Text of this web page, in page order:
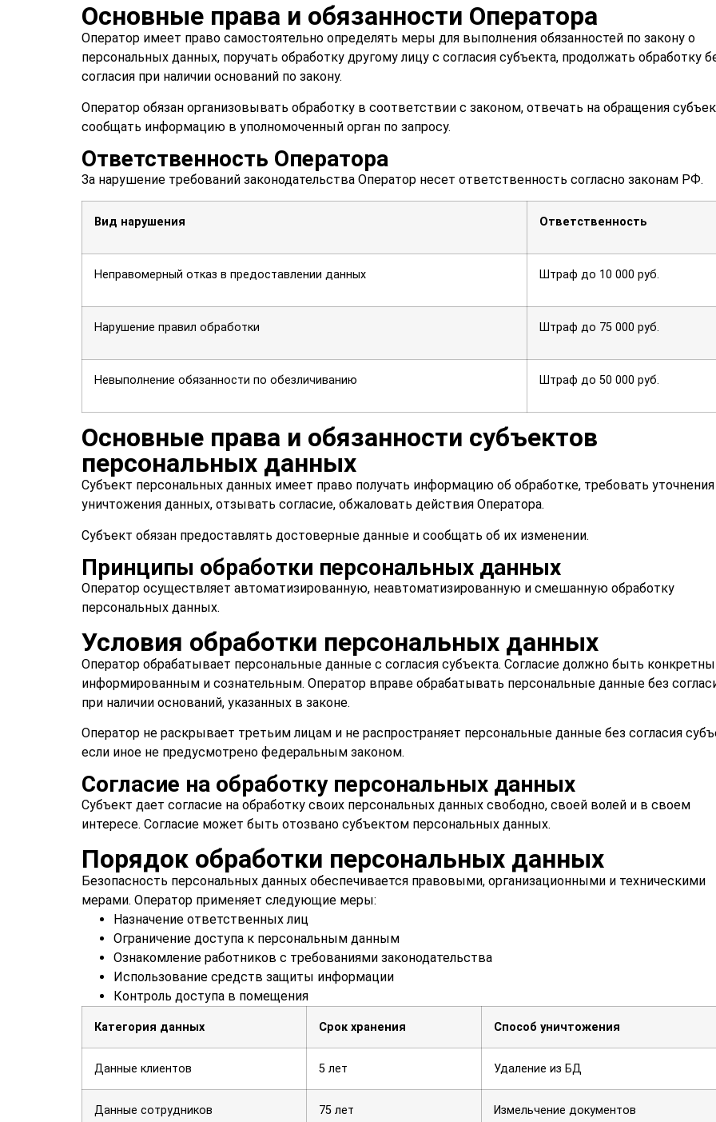
Основные права и обязанности Оператора
Оператор имеет право самостоятельно определять меры для выполнения обязанностей по закону о
персональных данных, поручать обработку другому лицу с согласия субъекта, продолжать обработку
согласия при наличии оснований по закону.
Оператор обязан организовывать обработку в соответствии с законом, отвечать на обращения
сообщать информацию в уполномоченный орган по запросу.
Ответственность Оператора
За нарушение требований законодательства Оператор несет ответственность согласно законам РФ.
Вид нарушения Ответственность
Неправомерный отказ в предоставлении данных Штраф до 10 000 руб.
Нарушение правил обработки Штраф до 75 000 руб.
Невыполнение обязанности по обезличиванию Штраф до 50 000 руб.
Основные права и обязанности субъектов
персональных данных
Субъект персональных данных имеет право получать информацию об обработке, требовать уточнения
уничтожения данных, отзывать согласие, обжаловать действия Оператора.
Субъект обязан предоставлять достоверные данные и сообщать об их изменении.
Принципы обработки персональных данных
Оператор осуществляет автоматизированную, неавтоматизированную и смешанную обработку
персональных данных.
Условия обработки персональных данных
Оператор обрабатывает персональные данные с согласия субъекта. Согласие должно быть
информированным и сознательным. Оператор вправе обрабатывать персональные данные без
при наличии оснований, указанных в законе.
Оператор не раскрывает третьим лицам и не распространяет персональные данные без согласия
если иное не предусмотрено федеральным законом.
Согласие на обработку персональных данных
Субъект дает согласие на обработку своих персональных данных свободно, своей волей и в своем
интересе. Согласие может быть отозвано субъектом персональных данных.
Порядок обработки персональных данных
Безопасность персональных данных обеспечивается правовыми, организационными и техническими
мерами. Оператор применяет следующие меры:
Назначение ответственных лиц
Ограничение доступа к персональным данным
Ознакомление работников с требованиями законодательства
Использование средств защиты информации
Контроль доступа в помещения
Категория данных Срок хранения Способ уничтожения
Данные клиентов 5 лет Удаление из БД
Данные сотрудников 75 лет Измельчение документов